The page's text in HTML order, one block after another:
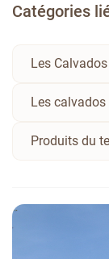
Catégories
Les
Les
Produits du